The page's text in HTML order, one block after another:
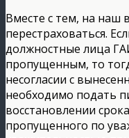
Вместе с тем, на наш
перестраховаться.
должностные лица
пропущенным, то
несогласии с
необходимо подать
восстановлении
пропущенного по